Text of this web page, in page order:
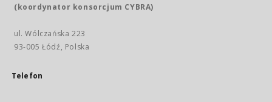
(koordynator konsorcjum CYBRA)
ul. Wólczańska 223
93-005 Łódź, Polska
Telefon